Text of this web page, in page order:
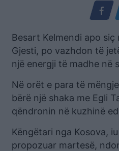
Besart Kelmendi apo
Gjesti, po vazhdon të
një energji të madhe në
Në orët e para të
bërë një shaka me Egli
qëndronin në kuzhinë
Këngëtari nga Kosova,
propozuar martesë,